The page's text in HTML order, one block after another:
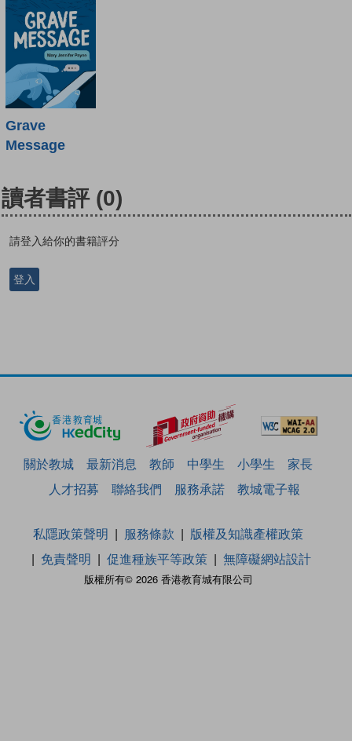
Grave
Message
讀者書評 (0)
請登入給你的書籍評分
登入
關於教城 最新消息 教師 中學生 小學生
家長
人才招募
聯絡我們 服務承諾 教城電子報
版權所有© 2026 香港教育城有限公司
私隱政策聲明 服務條款
版權及知識產權政策
免責聲明
促進種族平等政策 無障礙網站設計